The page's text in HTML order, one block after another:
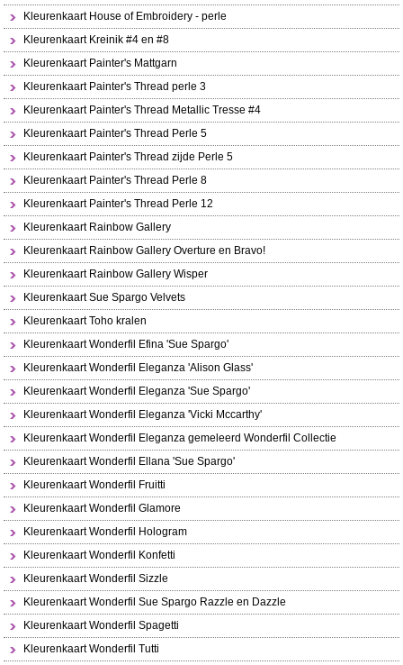
Kleurenkaart House of Embroidery - perle
Kleurenkaart Kreinik #4 en #8
Kleurenkaart Painter's Mattgarn
Kleurenkaart Painter's Thread perle 3
Kleurenkaart Painter's Thread Metallic Tresse #4
Kleurenkaart Painter's Thread Perle 5
Kleurenkaart Painter's Thread zijde Perle 5
Kleurenkaart Painter's Thread Perle 8
Kleurenkaart Painter's Thread Perle 12
Kleurenkaart Rainbow Gallery
Kleurenkaart Rainbow Gallery Overture en Bravo!
Kleurenkaart Rainbow Gallery Wisper
Kleurenkaart Sue Spargo Velvets
Kleurenkaart Toho kralen
Kleurenkaart Wonderfil Efina 'Sue Spargo'
Kleurenkaart Wonderfil Eleganza 'Alison Glass'
Kleurenkaart Wonderfil Eleganza 'Sue Spargo'
Kleurenkaart Wonderfil Eleganza 'Vicki Mccarthy'
Kleurenkaart Wonderfil Eleganza gemeleerd Wonderfil Collectie
Kleurenkaart Wonderfil Ellana 'Sue Spargo'
Kleurenkaart Wonderfil Fruitti
Kleurenkaart Wonderfil Glamore
Kleurenkaart Wonderfil Hologram
Kleurenkaart Wonderfil Konfetti
Kleurenkaart Wonderfil Sizzle
Kleurenkaart Wonderfil Sue Spargo Razzle en Dazzle
Kleurenkaart Wonderfil Spagetti
Kleurenkaart Wonderfil Tutti